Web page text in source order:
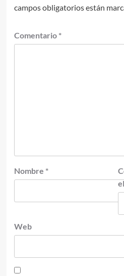
campos obligatorios están
Comentario *
Nombre *
Web